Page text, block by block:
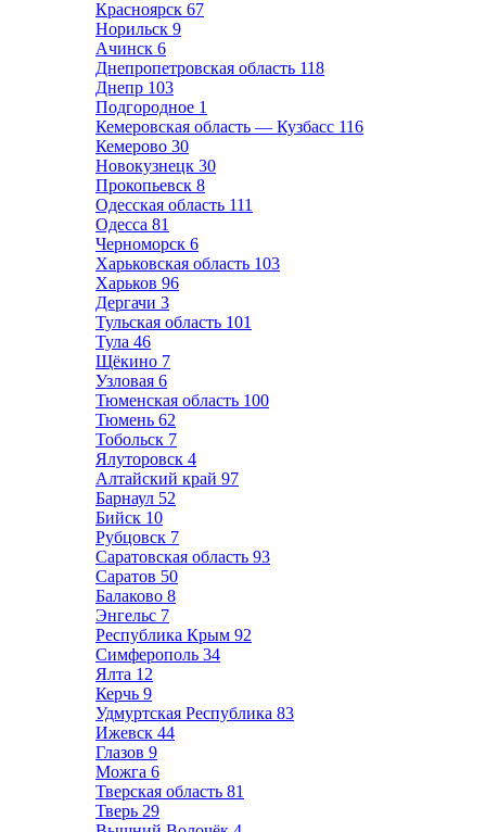
Красноярск 67
Норильск 9
Ачинск 6
Днепропетровская область 118
Днепр 103
Подгородное 1
Кемеровская область — Кузбасс 116
Кемерово 30
Новокузнецк 30
Прокопьевск 8
Одесская область 111
Одесса 81
Черноморск 6
Харьковская область 103
Харьков 96
Дергачи 3
Тульская область 101
Тула 46
Щёкино 7
Узловая 6
Тюменская область 100
Тюмень 62
Тобольск 7
Ялуторовск 4
Алтайский край 97
Барнаул 52
Бийск 10
Рубцовск 7
Саратовская область 93
Саратов 50
Балаково 8
Энгельс 7
Республика Крым 92
Симферополь 34
Ялта 12
Керчь 9
Удмуртская Республика 83
Ижевск 44
Глазов 9
Можга 6
Тверская область 81
Тверь 29